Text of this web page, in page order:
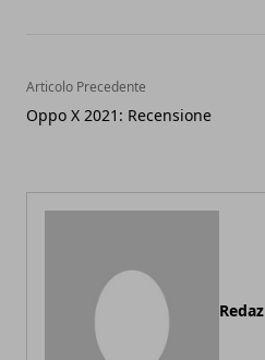
Articolo Precedente
Oppo X 2021: Recensione